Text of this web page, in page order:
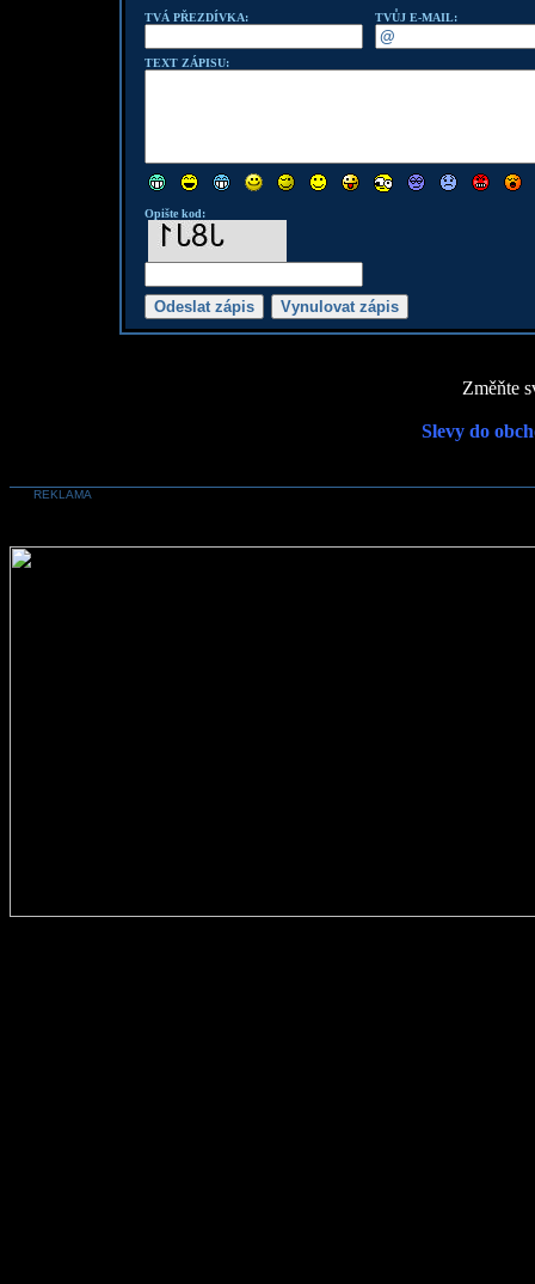
TVÁ PŘEZDÍVKA: TVŮJ E-MAIL:
TEXT ZÁPISU:
Opište kod:
Změňte
Slevy do
REKLAMA